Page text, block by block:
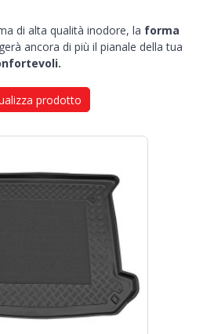
di alta qualità inodore, la forma
ancora di più il pianale della tua
prodotto